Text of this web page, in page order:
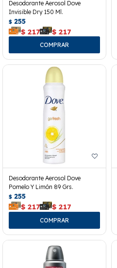
Desodorante Aerosol Dove
Invisible Dry 150 Ml.
$ 255
$ 217 $ 217
Desodorante Aerosol Dove
Pomelo Y Limón 89 Grs.
$ 255
$ 217 $ 217